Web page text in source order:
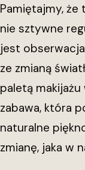
Pamiętajmy,
nie sztywne
jest
ze zmianą
paletą
zabawa, która
naturalne
zmianę, jaka w